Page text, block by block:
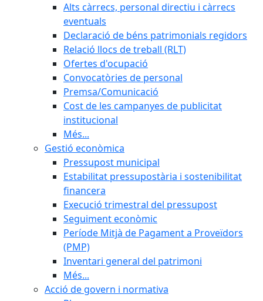
Alts càrrecs, personal directiu i càrrecs
eventuals
Declaració de béns patrimonials regidors
Relació llocs de treball (RLT)
Ofertes d'ocupació
Convocatòries de personal
Premsa/Comunicació
Cost de les campanyes de publicitat
institucional
Més...
Gestió econòmica
Pressupost municipal
Estabilitat pressupostària i sostenibilitat
financera
Execució trimestral del pressupost
Seguiment econòmic
Període Mitjà de Pagament a Proveïdors
(PMP)
Inventari general del patrimoni
Més...
Acció de govern i normativa